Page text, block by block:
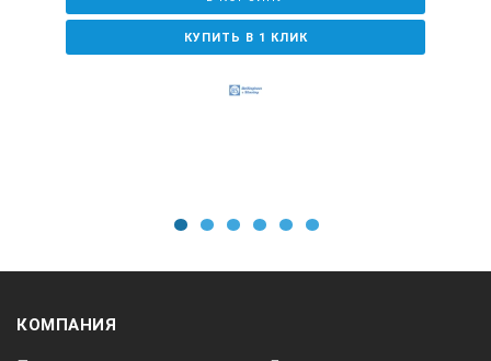
КУПИТЬ В 1 КЛИК
КОМПАНИЯ